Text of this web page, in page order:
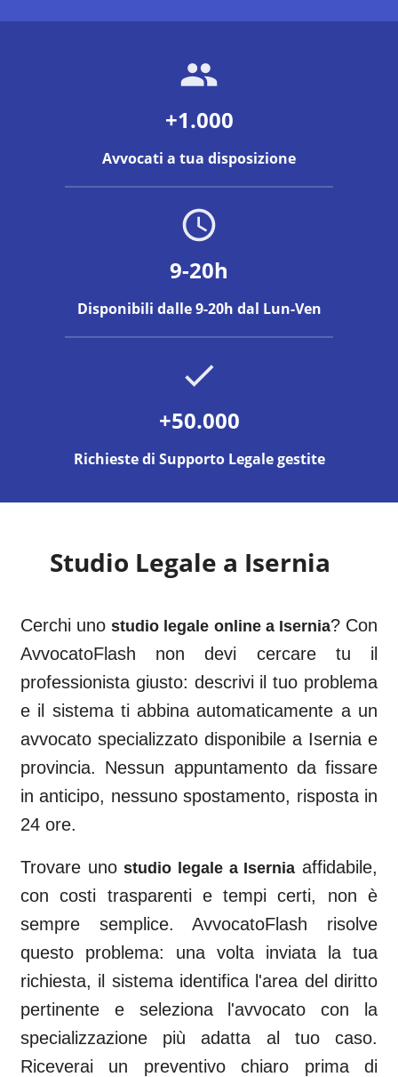
+1.000
Avvocati a tua disposizione
9-20h
Disponibili dalle 9-20h dal Lun-Ven
+50.000
Richieste di Supporto Legale gestite
Studio Legale a Isernia
Cerchi uno studio legale online a Isernia? Con
AvvocatoFlash non devi cercare tu il
professionista giusto: descrivi il tuo problema
e il sistema ti abbina automaticamente a un
avvocato specializzato disponibile a Isernia e
provincia. Nessun appuntamento da fissare
in anticipo, nessuno spostamento, risposta in
24 ore.
Trovare unostudio legale a Isernia affidabile,
con costi trasparenti e tempi certi, non è
sempre semplice. AvvocatoFlash risolve
questo problema: una volta inviata la tua
richiesta, il sistema identifica l'area del diritto
pertinente e seleziona l'avvocato con la
specializzazione più adatta al tuo caso.
Riceverai un preventivo chiaro prima di